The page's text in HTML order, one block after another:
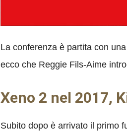
La conferenza è partita con
ecco che Reggie Fils-Aime
Xeno 2 nel 2017,
Subito dopo è arrivato il primo